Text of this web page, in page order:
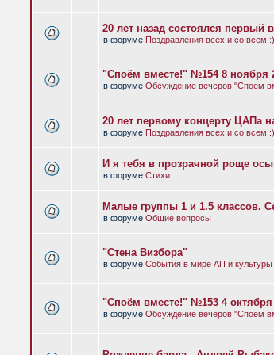
20 лет назад состоялся первый
в форуме Поздравления всех и со всем :)
"Споём вместе!" №154 8 ноября
в форуме Обсуждение вечеров "Споем
20 лет первому концерту ЦАПа
в форуме Поздравления всех и со всем :)
И я тебя в прозрачной роще
в форуме Стихи
Малые группы 1 и 1.5 классов.
в форуме Общие вопросы
"Стена Визбора"
в форуме События в мире АП и культуры
"Споём вместе!" №153 4 октября
в форуме Обсуждение вечеров "Споем